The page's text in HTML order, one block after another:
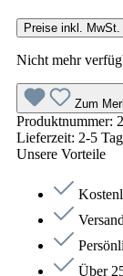
Preise inkl.
Nicht mehr
Zum
Produktnummer:
Lieferzeit: 2-5
Unsere Vorteile
Über